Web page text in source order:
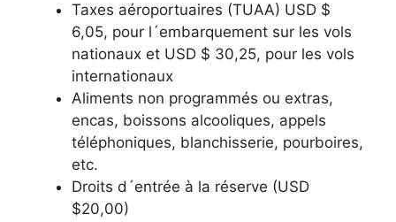
Taxes aéroportuaires (TUAA) USD $
6,05, pour l´embarquement sur les vols
nationaux et USD $ 30,25, pour les vols
internationaux
Aliments non programmés ou extras,
encas, boissons alcooliques, appels
téléphoniques, blanchisserie, pourboires,
etc.
Droits d´entrée à la réserve (USD
$20,00)